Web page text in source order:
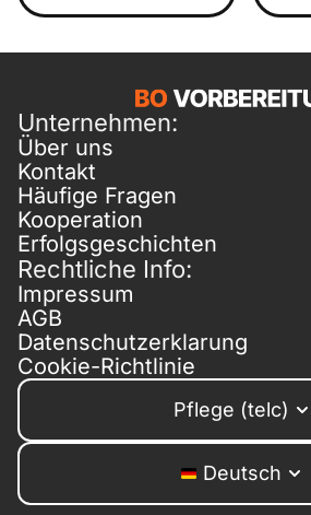
Unternehmen:
Über uns
Kontakt
Häufige Fragen
Kooperation
Erfolgsgeschichten
Rechtliche Info:
Impressum
AGB
Datenschutzerklarung
Cookie-Richtlinie
Pflege (telc)
Deutsch